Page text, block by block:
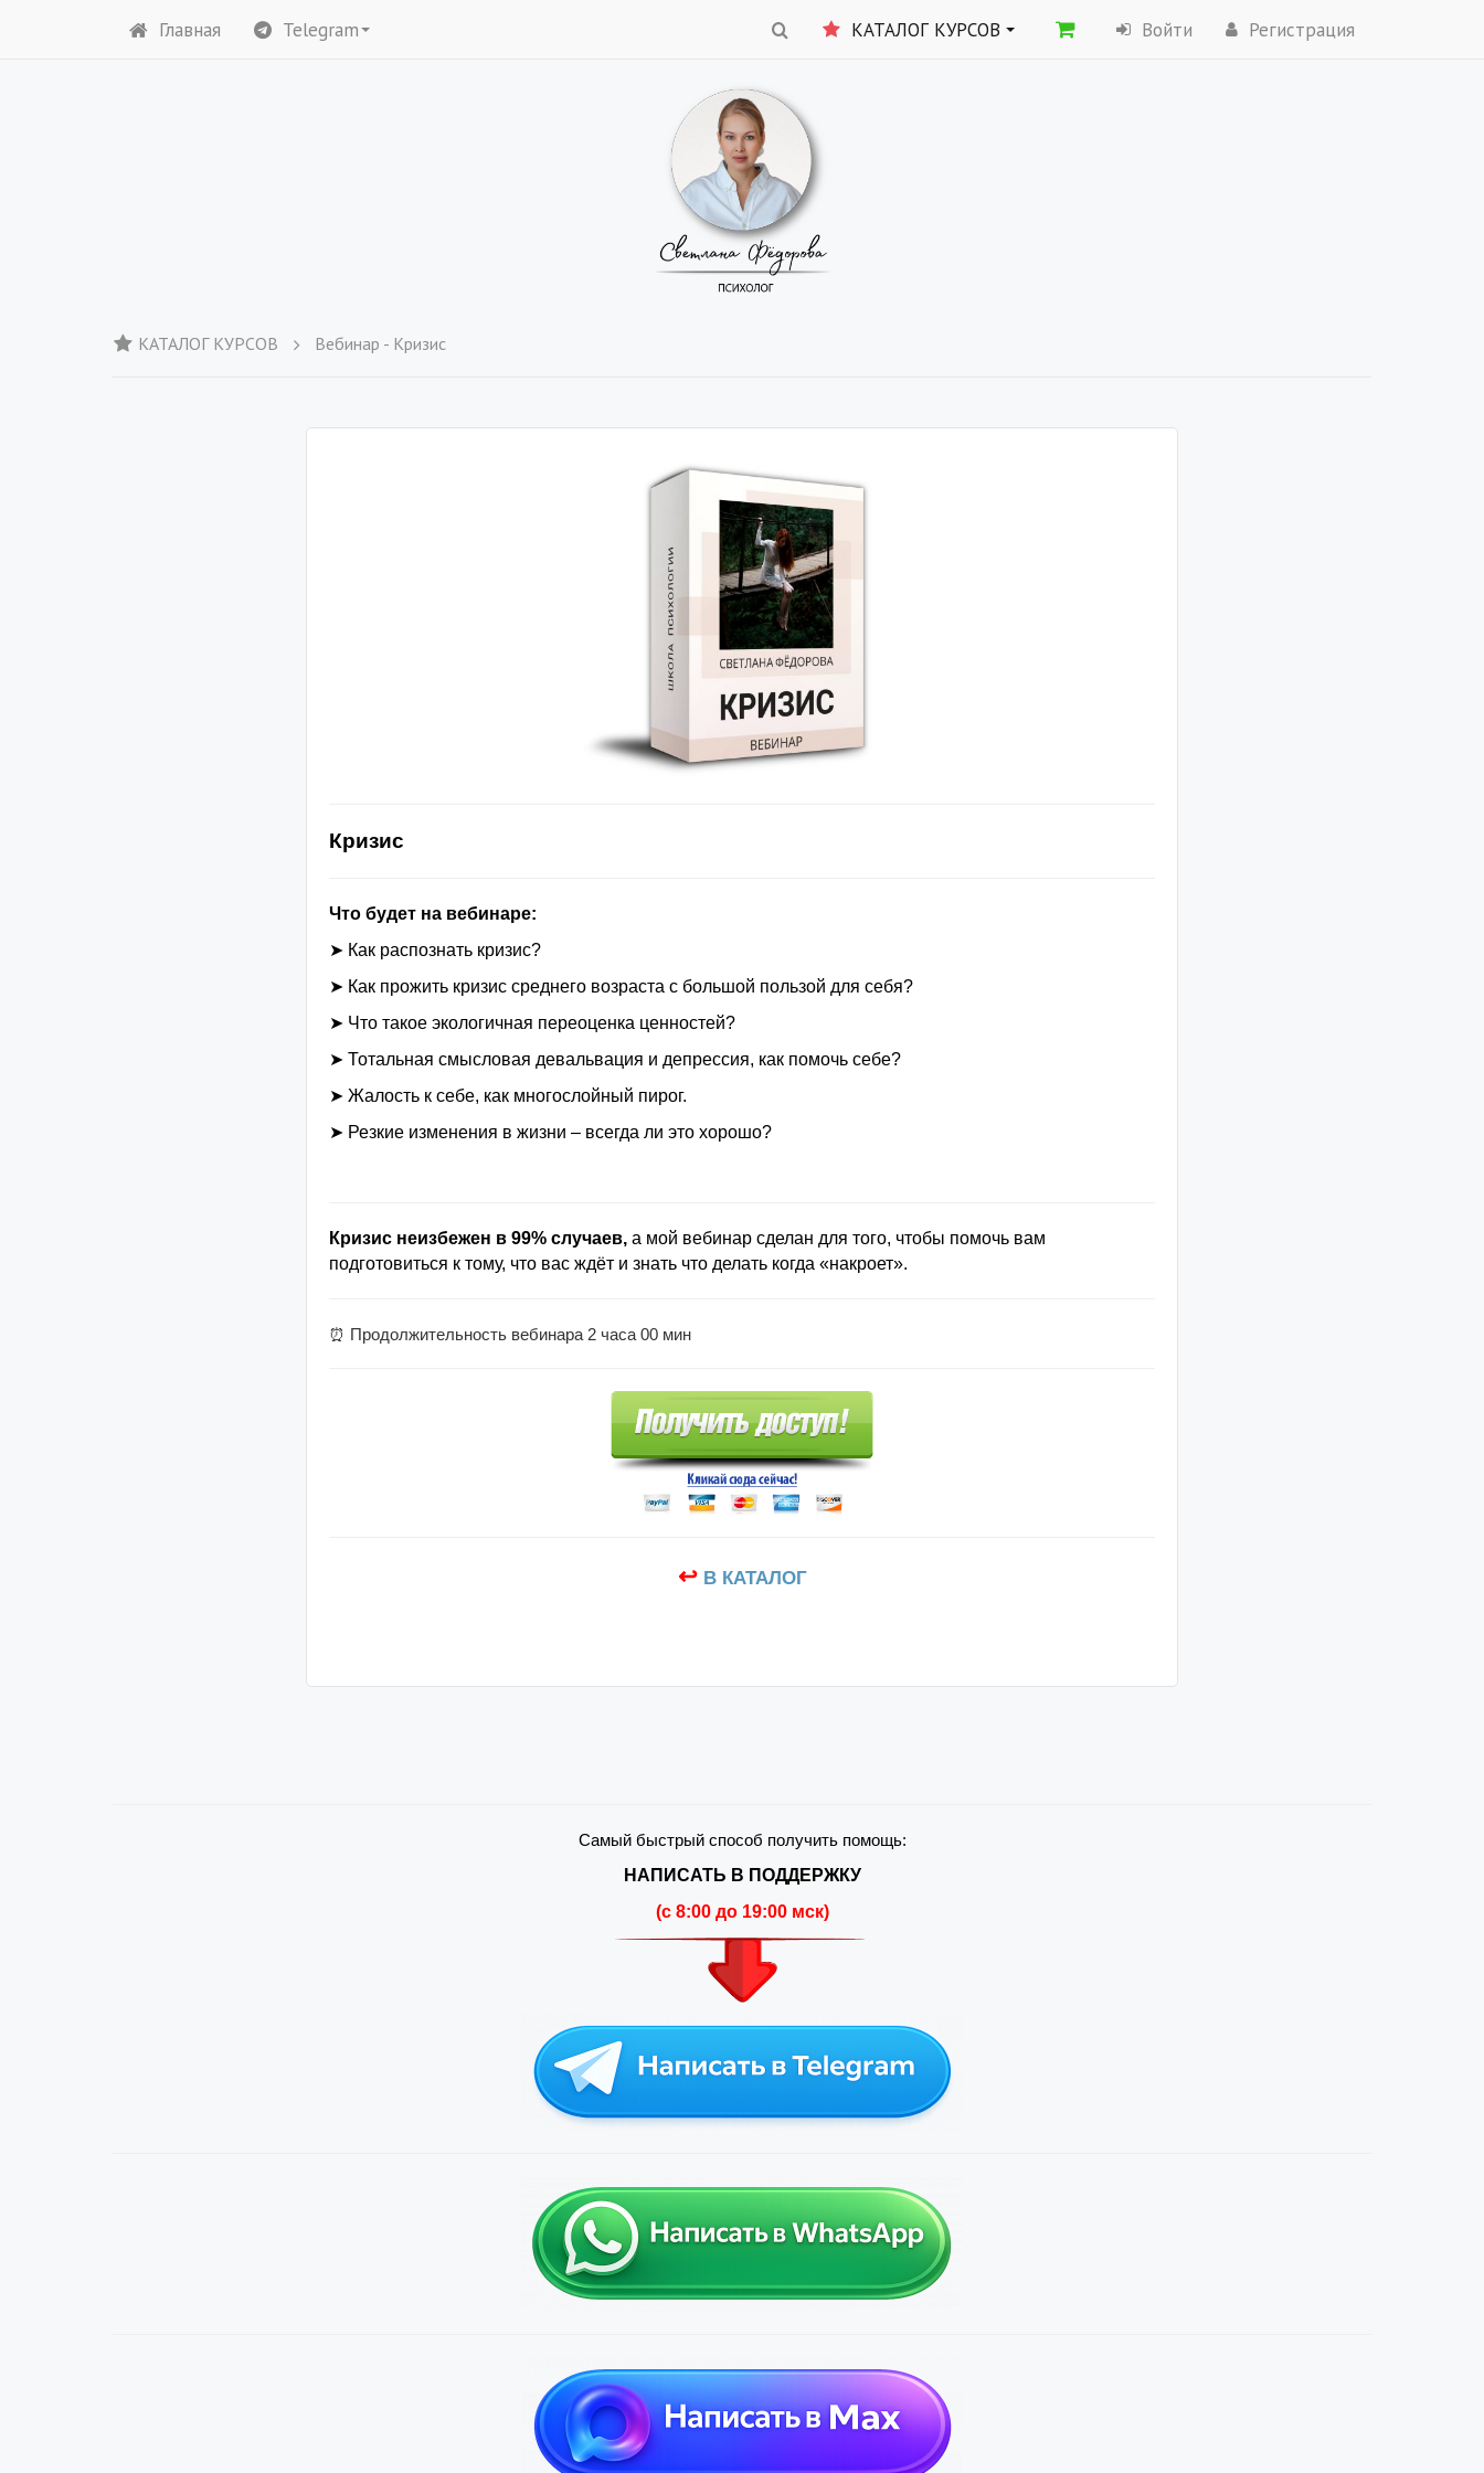
Главная Telegram КАТАЛОГ КУРСОВ Войти Регистрация
КАТАЛОГ КУРСОВ Вебинар - Кризис
Кризис
Что будет на вебинаре:
➤ Как распознать кризис?
➤ Как прожить кризис среднего возраста с большой пользой для себя?
➤ Что такое экологичная переоценка ценностей?
➤ Тотальная смысловая девальвация и депрессия, как помочь себе?
➤ Жалость к себе, как многослойный пирог.
➤ Резкие изменения в жизни – всегда ли это хорошо?
Кризис неизбежен в 99% случаев, а мой вебинар сделан для того, чтобы помочь вам
подготовиться к тому, что вас ждёт и знать что делать когда «накроет».
⏰ Продолжительность вебинара 2 часа 00 мин
↩В КАТАЛОГ
Самый быстрый способ получить помощь:
НАПИСАТЬ В ПОДДЕРЖКУ
(c 8:00 до 19:00 мск)